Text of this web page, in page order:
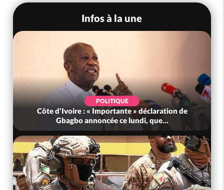
Infos à la une
POLITIQUE
d'Ivoire : « Importante » déclaration de
Gbagbo annoncée ce lundi, que...